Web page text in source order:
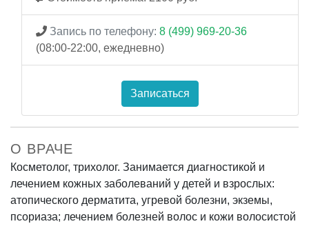
Запись по телефону: 8 (499) 969-20-36
(08:00-22:00, ежедневно)
Записаться
О ВРАЧЕ
Косметолог, трихолог. Занимается диагностикой и
лечением кожных заболеваний у детей и взрослых:
атопического дерматита, угревой болезни, экземы,
псориаза; лечением болезней волос и кожи волосистой